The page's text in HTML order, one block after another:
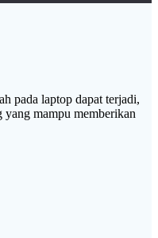
pada laptop dapat terjadi,
yang mampu memberikan